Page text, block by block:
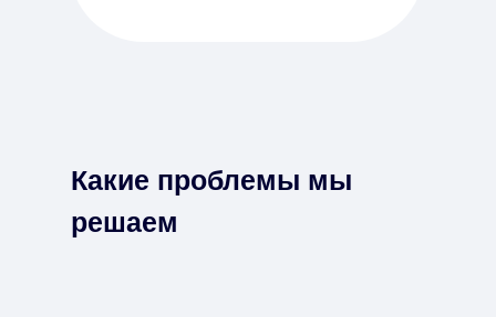
Какие проблемы мы
решаем